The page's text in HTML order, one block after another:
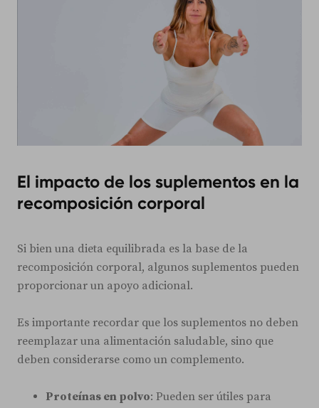
El impacto de los suplementos en la
recomposición corporal
Si bien una dieta equilibrada es la base de la
recomposición corporal, algunos suplementos pueden
proporcionar un apoyo adicional.
Es importante recordar que los suplementos no deben
reemplazar una alimentación saludable, sino que
deben considerarse como un complemento.
Proteínas en polvo: Pueden ser útiles para